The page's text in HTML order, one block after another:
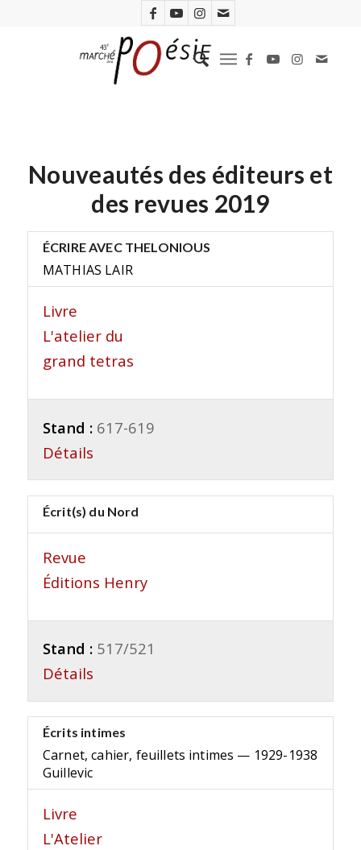
Nouveautés des éditeurs et
des revues 2019
ÉCRIRE AVEC THELONIOUS
MATHIAS LAIR
Livre
L'atelier du
grand tetras
Stand : 617-619
Détails
Écrit(s) du Nord
Revue
Éditions Henry
Stand : 517/521
Détails
Écrits intimes
Carnet, cahier, feuillets intimes — 1929-1938
Guillevic
Livre
L'Atelier